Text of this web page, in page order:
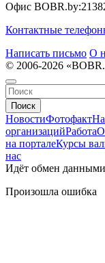
Офис BOBR.by:
Контактные
Написать письмо О
© 2006-2026
Поиск
НовостиФотофакт
организацийРабота
на порталеКурсы
нас
Идёт обмен
Произошла ошибка